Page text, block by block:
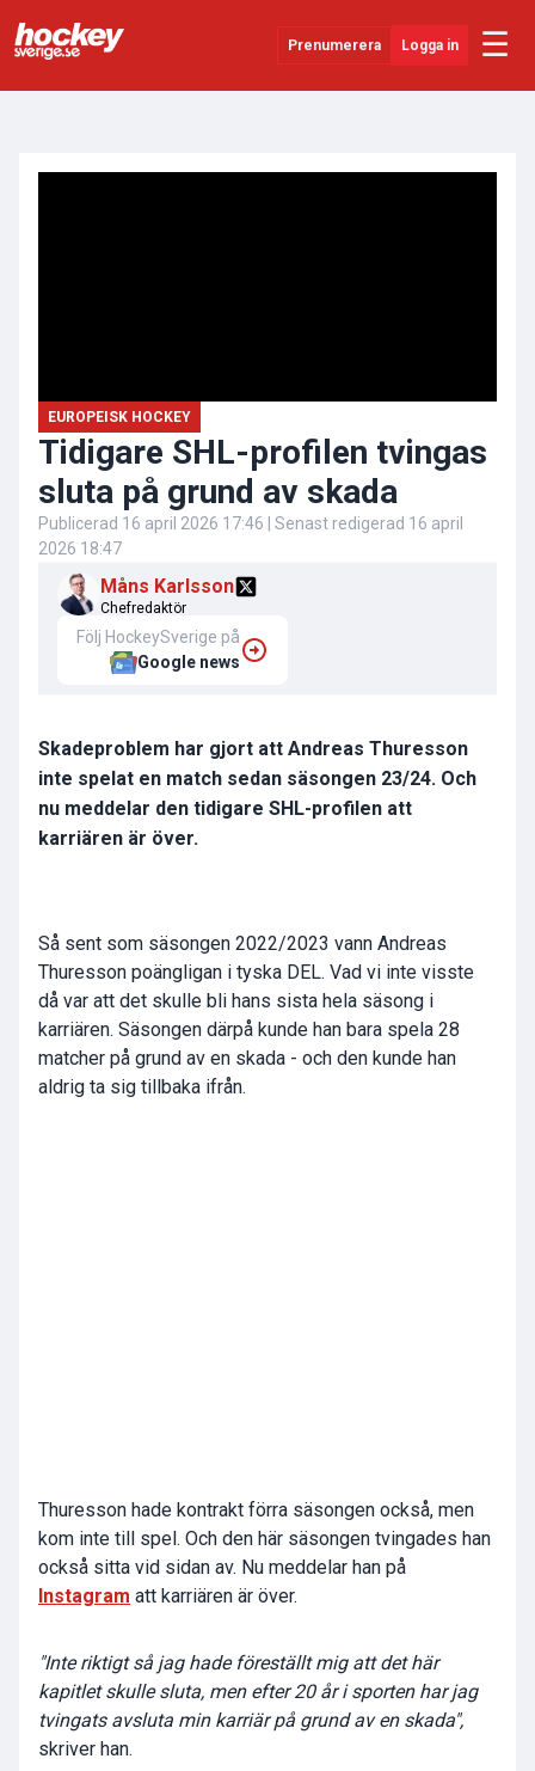
Prenumerera Logga in ☰
EUROPEISK HOCKEY
Tidigare SHL-profilen tvingas
sluta på grund av skada
Publicerad 16 april 2026 17:46 | Senast redigerad 16 april
2026 18:47
Måns Karlsson
Chefredaktör
Följ HockeySverige på
Google news
Skadeproblem har gjort att Andreas Thuresson
inte spelat en match sedan säsongen 23/24. Och
nu meddelar den tidigare SHL-profilen att
karriären är över.
Så sent som säsongen 2022/2023 vann Andreas
Thuresson poängligan i tyska DEL. Vad vi inte visste
då var att det skulle bli hans sista hela säsong i
karriären. Säsongen därpå kunde han bara spela 28
matcher på grund av en skada - och den kunde han
aldrig ta sig tillbaka ifrån.
Thuresson hade kontrakt förra säsongen också, men
kom inte till spel. Och den här säsongen tvingades han
också sitta vid sidan av. Nu meddelar han på
Instagram att karriären är över.
"Inte riktigt så jag hade föreställt mig att det här
kapitlet skulle sluta, men efter 20 år i sporten har jag
tvingats avsluta min karriär på grund av en skada",
skriver han.